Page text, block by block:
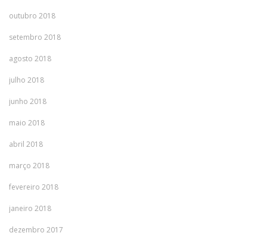
outubro 2018
setembro 2018
agosto 2018
julho 2018
junho 2018
maio 2018
abril 2018
março 2018
fevereiro 2018
janeiro 2018
dezembro 2017